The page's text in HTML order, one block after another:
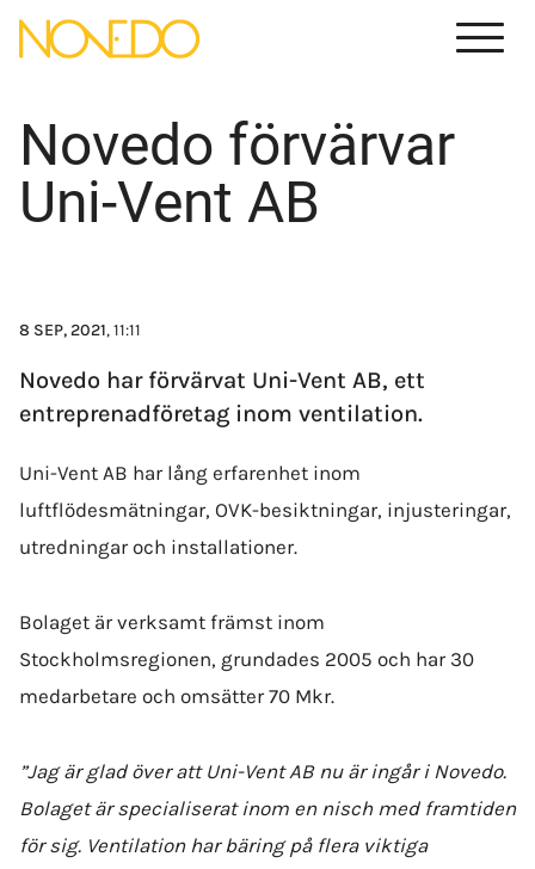
Menu
Novedo förvärvar
Uni-Vent AB
8 SEP, 2021, 11:11
Novedo har förvärvat Uni-Vent AB, ett
entreprenadföretag inom ventilation.
Uni-Vent AB har lång erfarenhet inom
luftflödesmätningar, OVK-besiktningar, injusteringar,
utredningar och installationer.
Bolaget är verksamt främst inom
Stockholmsregionen, grundades 2005 och har 30
medarbetare och omsätter 70 Mkr.
”Jag är glad över att Uni-Vent AB nu är ingår i Novedo.
Bolaget är specialiserat inom en nisch med framtiden
för sig. Ventilation har bäring på flera viktiga